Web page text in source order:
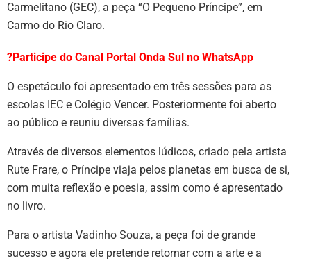
Carmelitano (GEC), a peça “O Pequeno Príncipe”, em
Carmo do Rio Claro.
?Participe do Canal Portal Onda Sul no WhatsApp
O espetáculo foi apresentado em três sessões para as
escolas IEC e Colégio Vencer. Posteriormente foi aberto
ao público e reuniu diversas famílias.
Através de diversos elementos lúdicos, criado pela artista
Rute Frare, o Príncipe viaja pelos planetas em busca de si,
com muita reflexão e poesia, assim como é apresentado
no livro.
Para o artista Vadinho Souza, a peça foi de grande
sucesso e agora ele pretende retornar com a arte e a